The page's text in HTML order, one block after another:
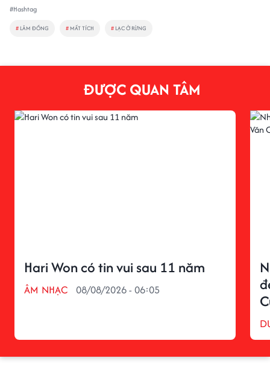
#Hashtag
# LÂM ĐỒNG # MẤT TÍCH # LẠC Ở RỪNG
ĐƯỢC QUAN TÂM
Hari Won có tin vui sau 11 năm
ÂM NHẠC 08/08/2026 - 06:05